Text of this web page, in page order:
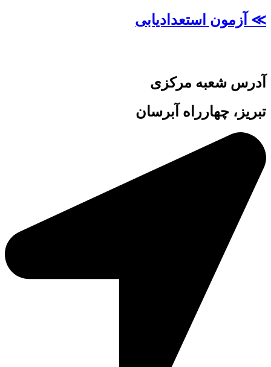
≫ آزمون استعدادیابی
آدرس شعبه مرکزی
تبریز، چهارراه آبرسان